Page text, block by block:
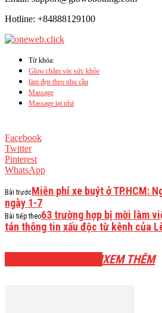
Hotline: +84888129100
Từ khóa:
Glow.chăm sóc sức khỏe
làm đẹp theo nhu cầu
Massage
Massage tại nhà
Facebook
Twitter
Pinterest
WhatsApp
Bài trướcMiễn phí xe buýt ở TP.HCM:
ngày 1-7
Bài tiếp theo63 trường hợp bị mời làm
tán thông tin xấu độc từ kênh của
XEM THÊM